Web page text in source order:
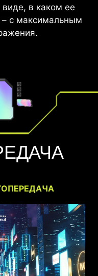
виде, в каком ее
– с максимальным